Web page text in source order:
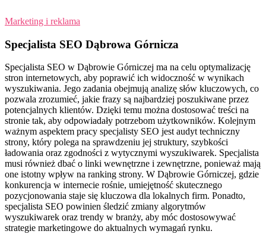
Marketing i reklama
Specjalista SEO Dąbrowa Górnicza
Specjalista SEO w Dąbrowie Górniczej ma na celu optymalizację
stron internetowych, aby poprawić ich widoczność w wynikach
wyszukiwania. Jego zadania obejmują analizę słów kluczowych, co
pozwala zrozumieć, jakie frazy są najbardziej poszukiwane przez
potencjalnych klientów. Dzięki temu można dostosować treści na
stronie tak, aby odpowiadały potrzebom użytkowników. Kolejnym
ważnym aspektem pracy specjalisty SEO jest audyt techniczny
strony, który polega na sprawdzeniu jej struktury, szybkości
ładowania oraz zgodności z wytycznymi wyszukiwarek. Specjalista
musi również dbać o linki wewnętrzne i zewnętrzne, ponieważ mają
one istotny wpływ na ranking strony. W Dąbrowie Górniczej, gdzie
konkurencja w internecie rośnie, umiejętność skutecznego
pozycjonowania staje się kluczowa dla lokalnych firm. Ponadto,
specjalista SEO powinien śledzić zmiany algorytmów
wyszukiwarek oraz trendy w branży, aby móc dostosowywać
strategie marketingowe do aktualnych wymagań rynku.